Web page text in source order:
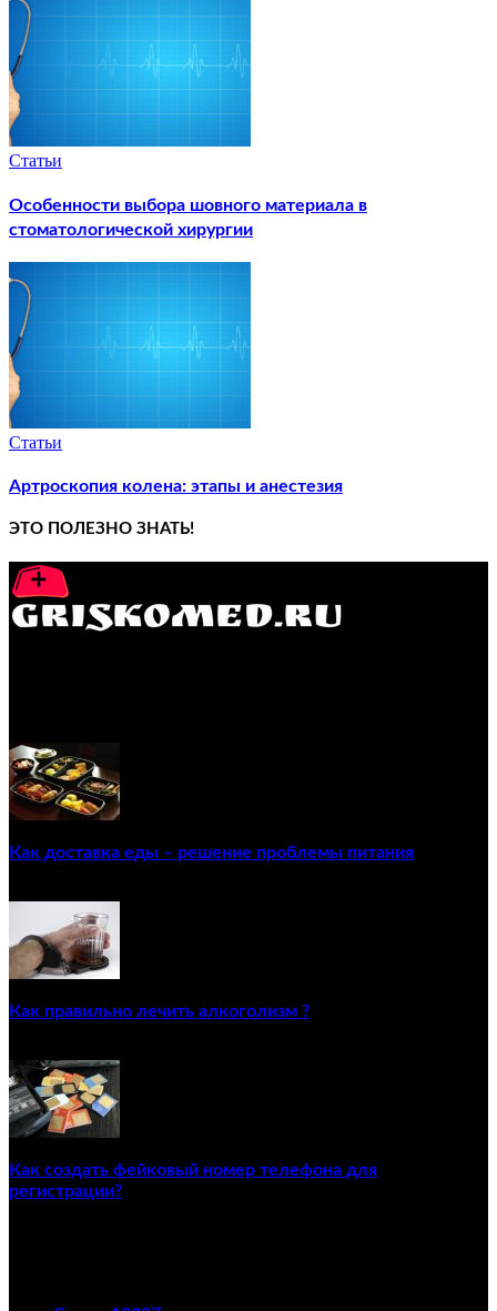
Статьи
Особенности выбора шовного материала в
стоматологической хирургии
Статьи
Артроскопия колена: этапы и анестезия
ЭТО ПОЛЕЗНО ЗНАТЬ!
Как доставка еды – решение проблемы питания
Как правильно лечить алкоголизм ?
Как создать фейковый номер телефона для
регистрации?